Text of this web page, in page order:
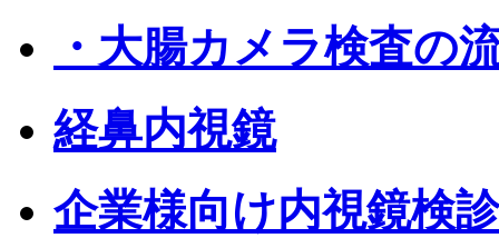
・大腸カメラ検査の
経鼻内視鏡
企業様向け内視鏡検診